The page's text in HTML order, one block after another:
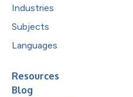
Industries
Subjects
Languages
Resources
Blog